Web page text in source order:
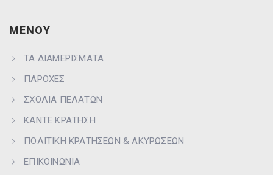
ΜΕΝΟΥ
ΤΑ ΔΙΑΜΕΡΙΣΜΑΤΑ
ΠΑΡΟΧΕΣ
ΣΧΟΛΙΑ ΠΕΛΑΤΩΝ
ΚΑΝΤΕ ΚΡΑΤΗΣΗ
ΠΟΛΙΤΙΚΗ ΚΡΑΤΗΣΕΩΝ & ΑΚΥΡΩΣΕΩΝ
ΕΠΙΚΟΙΝΩΝΙΑ